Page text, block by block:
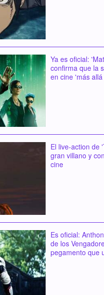
Ya es oficial:
confirma que la
en cine 'más
El live-action de
gran villano y
cine
Es oficial:
de los
pegamento que